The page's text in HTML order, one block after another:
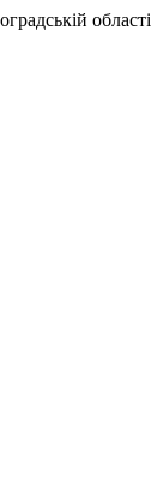
області